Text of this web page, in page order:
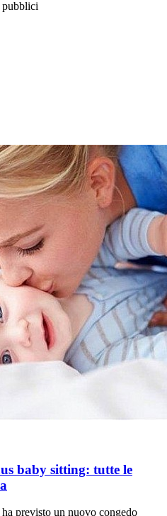
baby sitting: tutte le
previsto un nuovo congedo